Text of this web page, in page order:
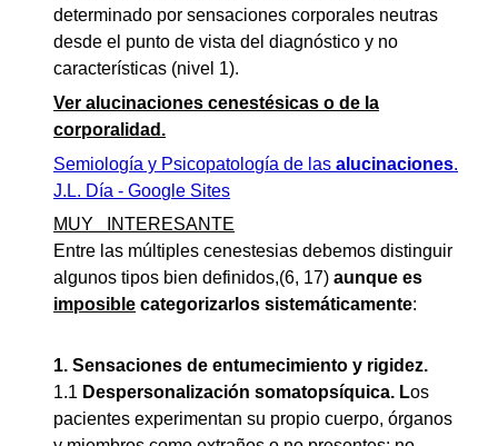
determinado por sensaciones corporales neutras
desde el punto de vista del diagnóstico y no
características (nivel 1).
Ver alucinaciones cenestésicas o de la
corporalidad.
Semiología y Psicopatología de lasalucinaciones.
J.L. Día - Google Sites
MUY INTERESANTE
Entre las múltiples cenestesias debemos distinguir
algunos tipos bien definidos,(6, 17)aunque es
imposible categorizarlos sistemáticamente:
1. Sensaciones de entumecimiento y rigidez.
1.1 Despersonalización somatopsíquica. Los
pacientes experimentan su propio cuerpo, órganos